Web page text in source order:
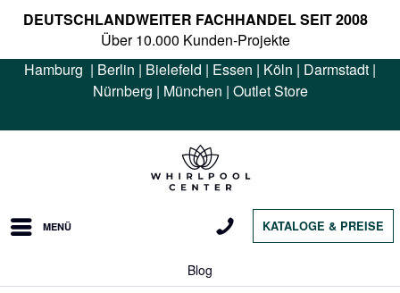
DEUTSCHLANDWEITER FACHHANDEL SEIT 2008
Über 10.000 Kunden-Projekte
Hamburg | Berlin | Bielefeld | Essen | Köln | Darmstadt |
Nürnberg | München | Outlet Store
MENÜ KATALOGE & PREISE
Blog